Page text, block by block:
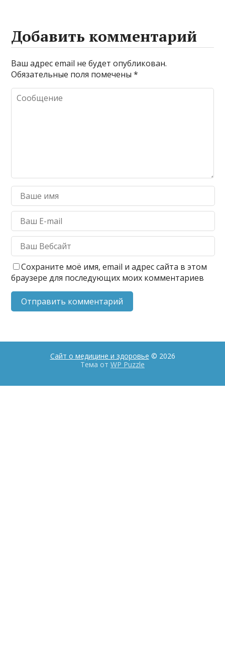
Добавить комментарий
Ваш адрес email не будет опубликован.
Обязательные поля помечены*
Сохраните моё имя, email и адрес сайта в этом
браузере для последующих моих комментариев
Сайт о медицине и здоровье © 2026
Тема от WP Puzzle